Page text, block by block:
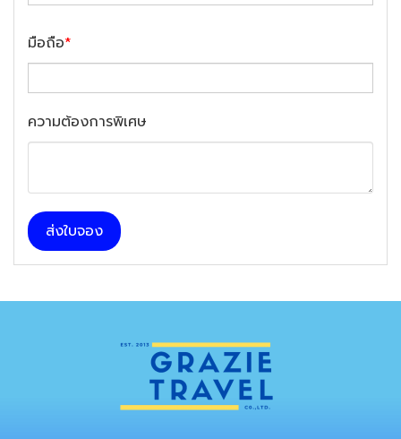
มือถือ*
ความต้องการพิเศษ
ส่งใบจอง